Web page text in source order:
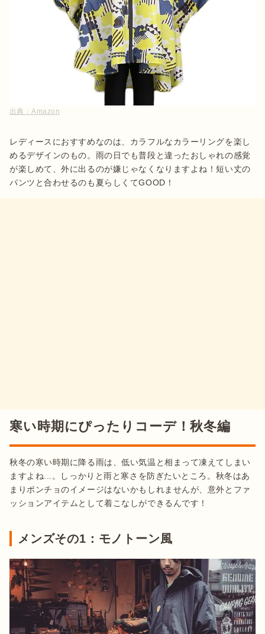
出典：Amazon
レディースにおすすめなのは、カラフルなカラーリングを楽し
めるデザインのもの。雨の日でも普段と違ったおしゃれの感覚
が楽しめて、外に出るのが嫌じゃなくなりますよね！短い丈の
パンツと合わせるのも夏らしくてGOOD！
寒い時期にぴったりコーデ！秋冬編
秋冬の寒い時期に降る雨は、低い気温と相まって凍えてしまい
ますよね...。しっかりと雨と寒さを防ぎたいところ。秋冬はあ
まりポンチョのイメージはないかもしれませんが、意外とファ
ッションアイテムとして着こなしができるんです！
メンズその1：モノトーン風